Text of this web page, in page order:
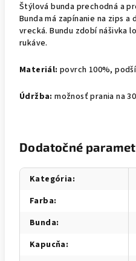
Štýlová bunda prechodná a
Bunda má zapínanie na zips
vrecká. Bundu zdobí nášivka
rukáve.
Materiál: povrch 100%,
Údržba: možnosť prania na
Dodatočné
Kategória:
Farba:
Bunda:
Kapucňa: